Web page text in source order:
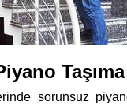
Taşıma
sorunsuz